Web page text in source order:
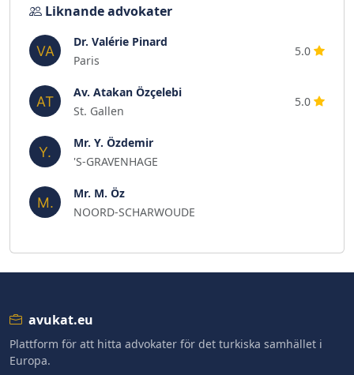
Liknande advokater
Dr. Valérie Pinard
Paris
5.0
Av. Atakan Özçelebi
St. Gallen
5.0
Mr. Y. Özdemir
'S-GRAVENHAGE
Mr. M. Öz
NOORD-SCHARWOUDE
avukat.eu
Plattform för att hitta advokater för det turkiska samhället i
Europa.